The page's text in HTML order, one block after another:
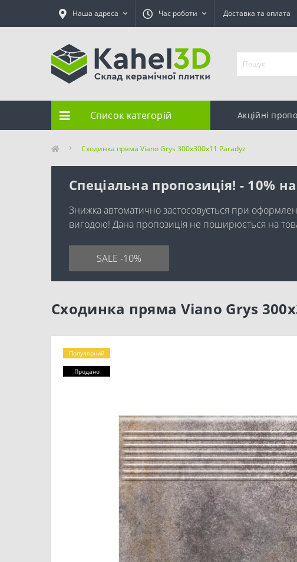
Наша адреса Час роботи Доставка та оплата
Список категорій Акційні
Сходинка пряма Viano Grys 300x300x11 Paradyz
Спеціальна пропозиція! - 10%
Знижка автоматично застосовується при
вигодою! Дана пропозиція не поширюється на
SALE -10%
Сходинка пряма Viano Grys
Популярний
Продано